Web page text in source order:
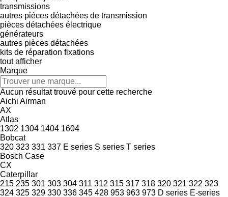
transmissions
autres pièces détachées de transmission
pièces détachées électrique
générateurs
autres pièces détachées
kits de réparation fixations
tout afficher
Marque
Aucun résultat trouvé pour cette recherche
Aichi Airman
AX
Atlas
1302 1304 1404 1604
Bobcat
320 323 331 337 E series S series T series
Bosch Case
CX
Caterpillar
215 235 301 303 304 311 312 315 317 318 320 321 322 323
324 325 329 330 336 345 428 953 963 973 D series E-series